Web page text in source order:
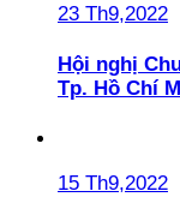
23 Th9,2022
Hội nghị
Tp. Hồ Chí
15 Th9,2022